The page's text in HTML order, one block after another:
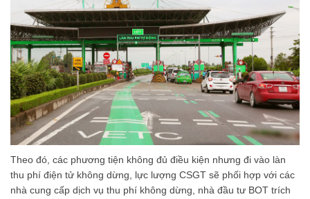
Theo đó, các phương tiện không đủ điều kiện nhưng đi vào làn
thu phí điện tử không dừng, lực lượng CSGT sẽ phối hợp với các
nhà cung cấp dịch vụ thu phí không dừng, nhà đầu tư BOT trích